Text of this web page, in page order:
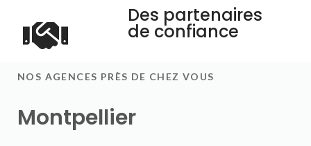
Des partenaires
de confiance
NOS AGENCES PRÈS DE CHEZ VOUS
Montpellier